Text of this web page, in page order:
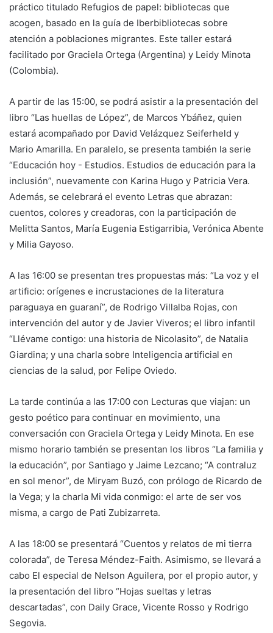
práctico titulado Refugios de papel: bibliotecas que
acogen, basado en la guía de Iberbibliotecas sobre
atención a poblaciones migrantes. Este taller estará
facilitado por Graciela Ortega (Argentina) y Leidy Minota
(Colombia).
A partir de las 15:00, se podrá asistir a la presentación del
libro “Las huellas de López”, de Marcos Ybáñez, quien
estará acompañado por David Velázquez Seiferheld y
Mario Amarilla. En paralelo, se presenta también la serie
“Educación hoy - Estudios. Estudios de educación para la
inclusión”, nuevamente con Karina Hugo y Patricia Vera.
Además, se celebrará el evento Letras que abrazan:
cuentos, colores y creadoras, con la participación de
Melitta Santos, María Eugenia Estigarribia, Verónica Abente
y Milia Gayoso.
A las 16:00 se presentan tres propuestas más: “La voz y el
artificio: orígenes e incrustaciones de la literatura
paraguaya en guaraní”, de Rodrigo Villalba Rojas, con
intervención del autor y de Javier Viveros; el libro infantil
“Llévame contigo: una historia de Nicolasito”, de Natalia
Giardina; y una charla sobre Inteligencia artificial en
ciencias de la salud, por Felipe Oviedo.
La tarde continúa a las 17:00 con Lecturas que viajan: un
gesto poético para continuar en movimiento, una
conversación con Graciela Ortega y Leidy Minota. En ese
mismo horario también se presentan los libros “La familia y
la educación”, por Santiago y Jaime Lezcano; “A contraluz
en sol menor”, de Miryam Buzó, con prólogo de Ricardo de
la Vega; y la charla Mi vida conmigo: el arte de ser vos
misma, a cargo de Pati Zubizarreta.
A las 18:00 se presentará “Cuentos y relatos de mi tierra
colorada”, de Teresa Méndez-Faith. Asimismo, se llevará a
cabo El especial de Nelson Aguilera, por el propio autor, y
la presentación del libro “Hojas sueltas y letras
descartadas”, con Daily Grace, Vicente Rosso y Rodrigo
Segovia.